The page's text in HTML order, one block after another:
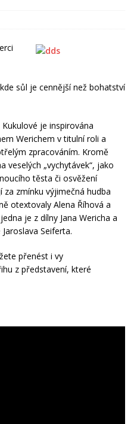
sůl je cennější než bohatství
je inspirována
Werichem v titulní roli a
zpracováním. Kromě
veselých „vychytávek“, jako
těsta či osvěžení
zmínku výjimečná hudba
otextovaly Alena Říhová a
je z dílny Jana Wericha a
Seiferta.
přenést i vy
z představení, které